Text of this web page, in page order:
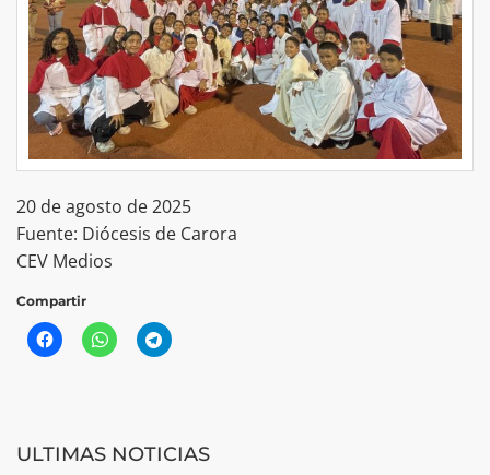
20 de agosto de 2025
Fuente: Diócesis de Carora
CEV Medios
Compartir
ULTIMAS NOTICIAS